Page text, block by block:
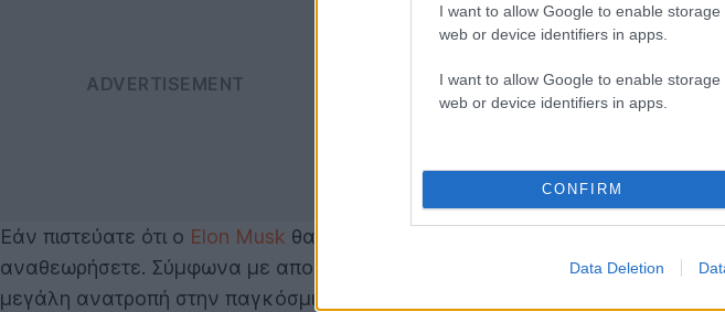
I want to allow Google to enable
web or device identifiers in apps.
I want to allow Google to enable
web or device identifiers in apps.
CONFIRM
Data Deletion
Εάν πιστεύατε ότι ο Elon Musk θα αρκούνταν στο να γεμίσει τον ουρανό
αναθεωρήσετε. Σύμφωνα με αποκλειστικές πληροφορίες που είδαν το φως
μεγάλη ανατροπή στην παγκόσμια αγορά: το δικό της smartphone.